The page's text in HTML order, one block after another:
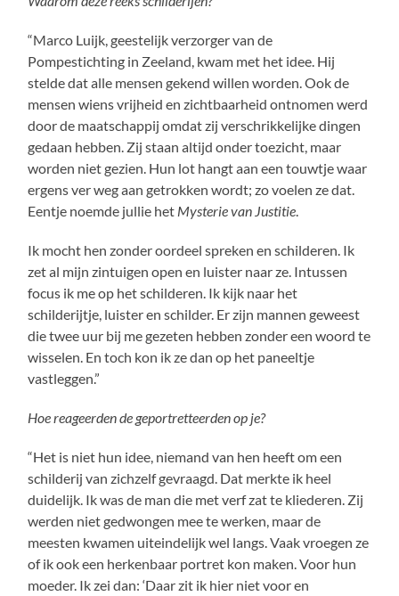
“Marco Luijk, geestelijk verzorger van de
Pompestichting in Zeeland, kwam met het idee. Hij
stelde dat alle mensen gekend willen worden. Ook de
mensen wiens vrijheid en zichtbaarheid ontnomen werd
door de maatschappij omdat zij verschrikkelijke dingen
gedaan hebben. Zij staan altijd onder toezicht, maar
worden niet gezien. Hun lot hangt aan een touwtje waar
ergens ver weg aan getrokken wordt; zo voelen ze dat.
Eentje noemde jullie het Mysterie van Justitie
Ik mocht hen zonder oordeel spreken en schilderen. Ik
zet al mijn zintuigen open en luister naar ze. Intussen
focus ik me op het schilderen. Ik kijk naar het
schilderijtje, luister en schilder. Er zijn mannen geweest
die twee uur bij me gezeten hebben zonder een woord te
wisselen. En toch kon ik ze dan op het paneeltje
vastleggen.”
Hoe reageerden de geportretteerden op je?
“Het is niet hun idee, niemand van hen heeft om een
schilderij van zichzelf gevraagd. Dat merkte ik heel
duidelijk. Ik was de man die met verf zat te kliederen. Zij
werden niet gedwongen mee te werken, maar de
meesten kwamen uiteindelijk wel langs. Vaak vroegen ze
of ik ook een herkenbaar portret kon maken. Voor hun
moeder. Ik zei dan: ‘Daar zit ik hier niet voor en